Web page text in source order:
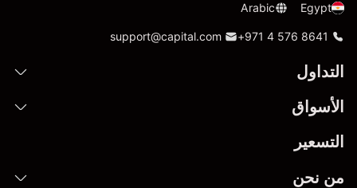
Egypt
Arabic
+971 4 576 8641
support@capital.com
التداول
الأسواق
التسعير
من نحن